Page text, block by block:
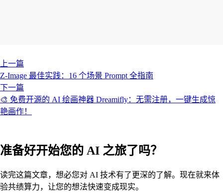
上一篇
Z-Image 最佳实践：16 个场景 Prompt 全指南
下一篇
🎨 免费开源的 AI 绘画神器 Dreamifly：无需注册，一键生成惊
艳画作！
准备好开始您的 AI 之旅了吗？
读完这篇文章，想必您对 AI 技术有了更深的了解。现在就来体
验共绩算力，让您的想法快速变成现实。